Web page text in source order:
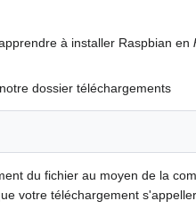
à installer Raspbian en
dossier téléchargements
du fichier au moyen de la
votre téléchargement